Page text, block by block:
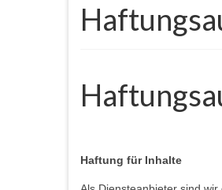
Haftung für Inhalte